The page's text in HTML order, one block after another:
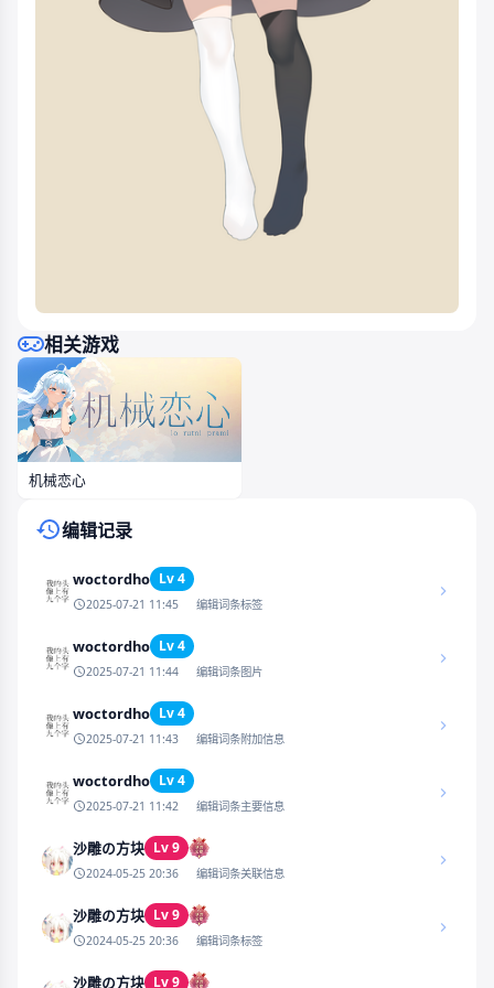
相关游戏
机械恋心
编辑记录
woctordho Lv 4
2025-07-21 11:45 编辑词条标签
woctordho Lv 4
2025-07-21 11:44 编辑词条图片
woctordho Lv 4
2025-07-21 11:43 编辑词条附加信息
woctordho Lv 4
2025-07-21 11:42 编辑词条主要信息
沙雕の方块 Lv 9
2024-05-25 20:36 编辑词条关联信息
沙雕の方块 Lv 9
2024-05-25 20:36 编辑词条标签
沙雕の方块 Lv 9